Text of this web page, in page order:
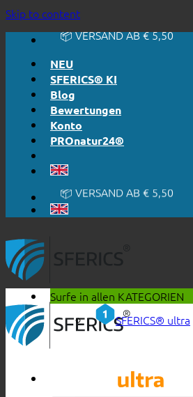
Skip to content🔆 EHRLICH. TRANSPARENT.
📦 VERSAND AB € 5,50
NEU
SFERICS® KI
Blog
Bewertungen
Konto
PROnatur24®
🔆 EINFACH. FUNKTIONIERT.
🔆 EHRLICH. TRANSPARENT.
📦 VERSAND AB € 5,50
🔖 KAUF AUF RECHNUNG
Surfe in allen KATEGORIEN
SFERICS® ultra